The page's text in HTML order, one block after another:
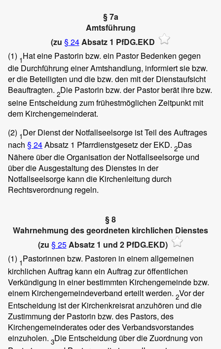
§ 7a
Amtsführung
(zu § 24Absatz 1 PfDG.EKD
(1) 1Hat eine Pastorin bzw. ein Pastor Bedenken gegen
die Durchführung einer Amtshandlung, informiert sie bzw.
er die Beteiligten und die bzw. den mit der Dienstaufsicht
Beauftragten. 2Die Pastorin bzw. der Pastor berät ihre bzw.
seine Entscheidung zum frühestmöglichen Zeitpunkt mit
dem Kirchengemeinderat.
(2) 1Der Dienst der Notfallseelsorge ist Teil des Auftrages
nach § 24Absatz 1 Pfarrdienstgesetz der EKD. 2Das
Nähere über die Organisation der Notfallseelsorge und
über die Ausgestaltung des Dienstes in der
Notfallseelsorge kann die Kirchenleitung durch
Rechtsverordnung regeln.
§ 8
Wahrnehmung des geordneten kirchlichen Dienstes
(zu § 25Absatz 1 und 2 PfDG.EKD)
(1) 1Pastorinnen bzw. Pastoren in einem allgemeinen
kirchlichen Auftrag kann ein Auftrag zur öffentlichen
Verkündigung in einer bestimmten Kirchengemeinde bzw.
einem Kirchengemeindeverband erteilt werden. 2Vor der
Entscheidung ist der Kirchenkreisrat anzuhören und die
Zustimmung der Pastorin bzw. des Pastors, des
Kirchengemeinderates oder des Verbandsvorstandes
einzuholen. 3Die Entscheidung über die Zuordnung von